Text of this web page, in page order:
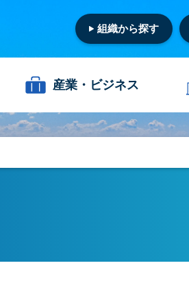
組織から探す
産業・ ビジネス